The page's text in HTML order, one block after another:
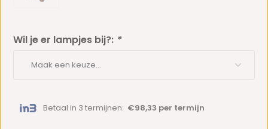
Wil je er lampjes bij?: *
Betaal in 3 termijnen: €98,33 per termijn